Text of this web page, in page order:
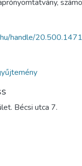
,
handle/
Bécsi utca 7.